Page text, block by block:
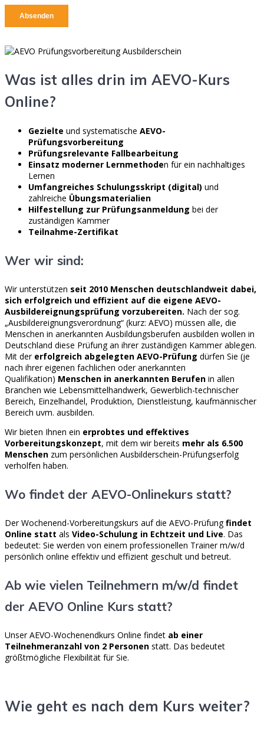
Was ist alles drin im AEVO-Kurs
Online?
Gezielte und systematische AEVO-
Prüfungsvorbereitung
Prüfungsrelevante Fallbearbeitung
Einsatz moderner Lernmethoden für ein nachhaltiges
Lernen
Umfangreiches Schulungsskript (digital) und
zahlreiche Übungsmaterialien
Hilfestellung zur Prüfungsanmeldung bei der
zuständigen Kammer
Teilnahme-Zertifikat
Wer wir sind:
Wir unterstützen seit 2010 Menschen deutschlandweit dabei,
sich erfolgreich und effizient auf die eigene AEVO-
Ausbildereignungsprüfung vorzubereiten. Nach der sog.
„Ausbildereignungsverordnung“ (kurz: AEVO) müssen alle, die
Menschen in anerkannten Ausbildungsberufen ausbilden wollen in
Deutschland diese Prüfung an ihrer zuständigen Kammer ablegen.
Mit der erfolgreich abgelegten AEVO-Prüfung dürfen Sie (je
nach ihrer eigenen fachlichen oder anerkannten
Qualifikation) Menschen in anerkannten Berufen in allen
Branchen wie Lebensmittelhandwerk, Gewerblich-technischer
Bereich, Einzelhandel, Produktion, Dienstleistung, kaufmännischer
Bereich uvm. ausbilden.
Wir bieten Ihnen ein erprobtes und effektives
Vorbereitungskonzept, mit dem wir bereits mehr als 6.500
Menschen zum persönlichen Ausbilderschein-Prüfungserfolg
verholfen haben.
Wo findet der AEVO-Onlinekurs statt?
Der Wochenend-Vorbereitungskurs auf die AEVO-Prüfungfindet
Online statt als Video-Schulung in Echtzeit und Live. Das
bedeutet: Sie werden von einem professionellen Trainer m/w/d
persönlich online effektiv und effizient geschult und betreut.
Ab wie vielen Teilnehmern m/w/d findet
der AEVO Online Kurs statt?
Unser AEVO-Wochenendkurs Online findet ab einer
Teilnehmeranzahl von 2 Personen statt. Das bedeutet
größtmögliche Flexibilität für Sie.
Wie geht es nach dem Kurs weiter?